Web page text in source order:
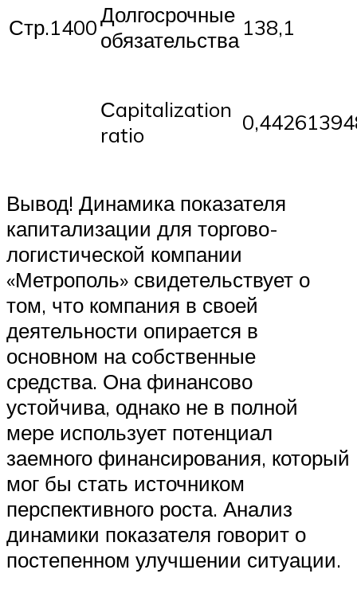
Стр.1400Долгосрочные
обязательства 138,1
Сapitalization
ratio
Вывод! Динамика показателя
капитализации для торгово-
логистической компании
«Метрополь» свидетельствует о
том, что компания в своей
деятельности опирается в
основном на собственные
средства. Она финансово
устойчива, однако не в полной
мере использует потенциал
заемного финансирования, который
мог бы стать источником
перспективного роста. Анализ
динамики показателя говорит о
постепенном улучшении ситуации.